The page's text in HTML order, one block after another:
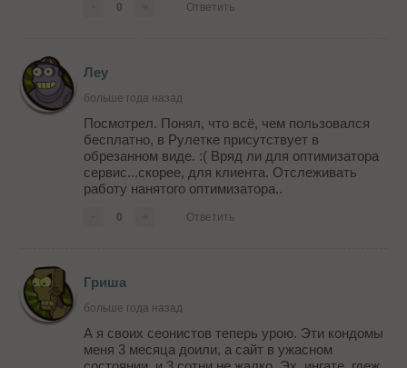
0 Ответить
Леу
больше года назад
Посмотрел. Понял, что всё, чем пользовался
бесплатно, в Рулетке присутствует в
обрезанном виде. :( Вряд ли для оптимизатора
сервис...скорее, для клиента. Отслеживать
работу нанятого оптимизатора..
0 Ответить
Гриша
больше года назад
А я своих сеонистов теперь урою. Эти кондомы
меня 3 месяца доили, а сайт в ужасном